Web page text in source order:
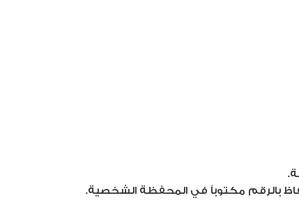
بالرقم مكتوباً في المحفظة الشخصية.